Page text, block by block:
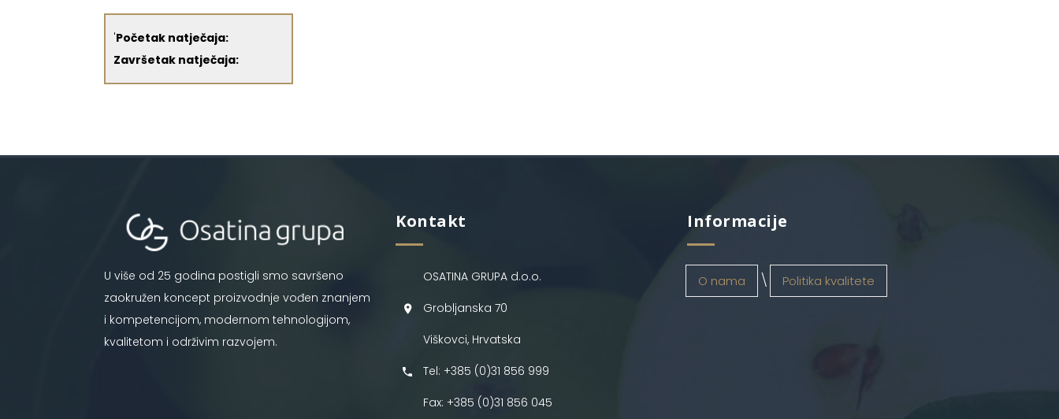
'Početak natječaja:
Završetak natječaja:
U više od 25 godina postigli smo savršeno
zaokružen koncept proizvodnje vođen znanjem
i kompetencijom, modernom tehnologijom,
kvalitetom i održivim razvojem.
Kontakt
OSATINA GRUPA d.o.o.
Grobljanska 70
Viškovci, Hrvatska
Tel: +385 (0)31 856 999
Fax: +385 (0)31 856 045
Informacije
O nama Politika kvalitete